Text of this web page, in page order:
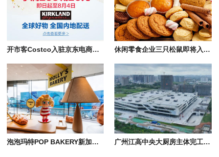
开市客Costco入驻京东电商，零食/粮油调味/清洁护理等700款商品线上开售 休闲零食企业三只松鼠即将入驻华南区域总部佛山南海
泡泡玛特POP BAKERY新加坡首店开业，正式进入全球烘焙市场 广州江高中央大厨房主体完工，大湾区“菜篮子”工程进入招商阶段